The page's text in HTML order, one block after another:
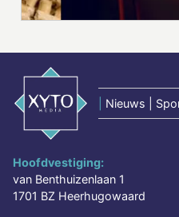
Nieuws |
Hoofdvestiging:
van Benthuizenlaan 1
1701 BZ Heerhugowaard